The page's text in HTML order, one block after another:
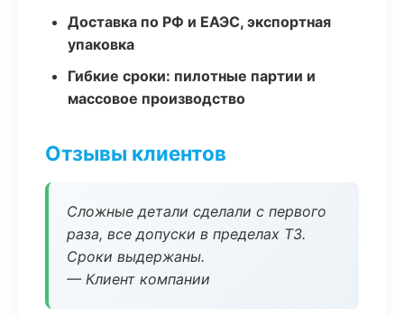
Доставка по РФ и ЕАЭС, экспортная
упаковка
Гибкие сроки: пилотные партии и
массовое производство
Отзывы клиентов
Сложные детали сделали с первого
раза, все допуски в пределах ТЗ.
Сроки выдержаны.
— Клиент компании